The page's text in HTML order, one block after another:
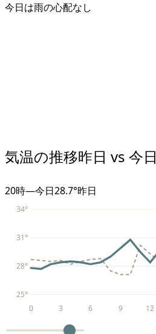
今日は雨の心配なし
気温の推移昨日 vs 今日
20時—今日28.7°昨日
25°
28°
31°
34°
0 3 6 9 12